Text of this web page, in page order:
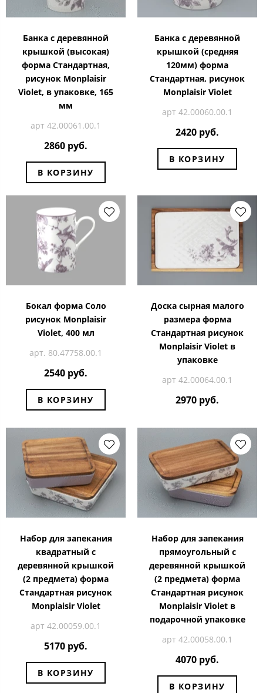
Банка с деревянной
крышкой (высокая)
форма Стандартная,
рисунок Monplaisir
Violet, в упаковке, 165
мм
арт 42.00061.00.1
2860 руб.
В КОРЗИНУ
Банка с деревянной
крышкой (средняя
120мм) форма
Стандартная, рисунок
Monplaisir Violet
арт 42.00060.00.1
2420 руб.
В КОРЗИНУ
Бокал форма Соло
рисунок Monplaisir
Violet, 400 мл
арт. 80.47758.00.1
2540 руб.
В КОРЗИНУ
Доска сырная малого
размера форма
Стандартная рисунок
Monplaisir Violet в
упаковке
арт 42.00064.00.1
2970 руб.
Набор для запекания
квадратный с
деревянной крышкой
(2 предмета) форма
Стандартная рисунок
Monplaisir Violet
арт 42.00059.00.1
5170 руб.
В КОРЗИНУ
Набор для запекания
прямоугольный с
деревянной крышкой
(2 предмета) форма
Стандартная рисунок
Monplaisir Violet в
подарочной упаковке
арт 42.00058.00.1
4070 руб.
В КОРЗИНУ